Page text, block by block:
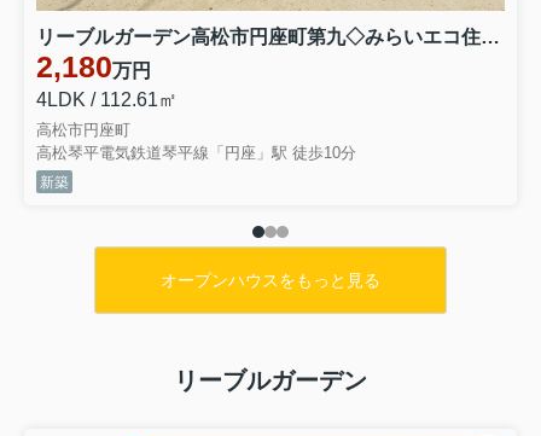
リーブルガーデン高松市円座町第九◇みらいエコ住宅2026事業補助金対象の長期優良住宅 １号棟
2,180万円
4LDK / 112.61㎡
高松市円座町
高松琴平電気鉄道琴平線「円座」駅 徒歩10分
新築
オープンハウスをもっと見る
リーブルガーデン